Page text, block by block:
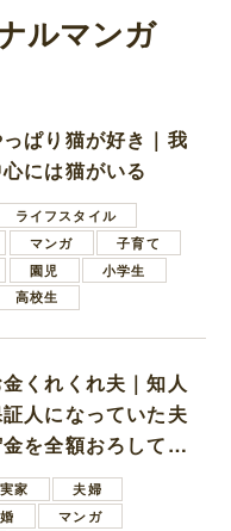
ルマンガ
っぱり猫が好き｜我
には猫がいる
ライフスタイル
マンガ
子育て
園児
小学生
高校生
金くれくれ夫｜知人
人になっていた夫
を全額おろしてほ
てきた
家
夫婦
マンガ